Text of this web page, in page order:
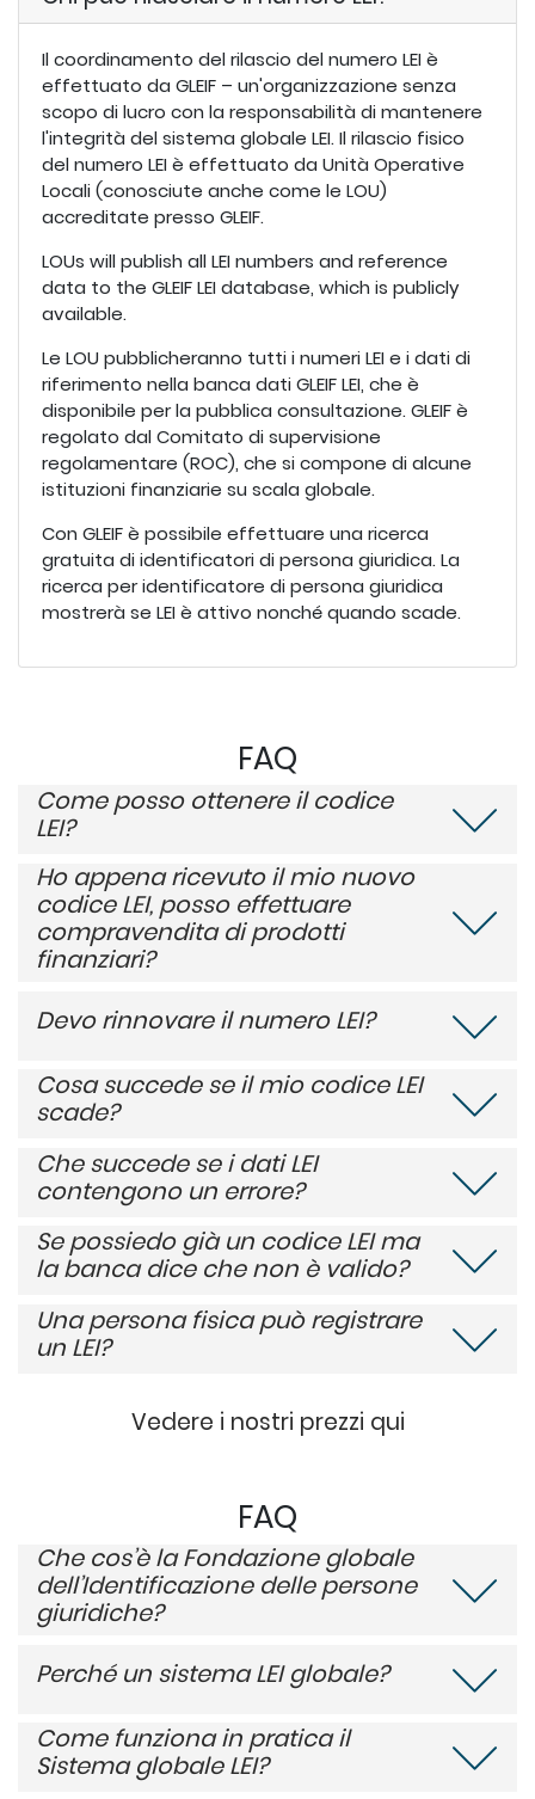
Il coordinamento del rilascio del numero LEI è
effettuato da GLEIF – un'organizzazione senza
scopo di lucro con la responsabilità di mantenere
l'integrità del sistema globale LEI. Il rilascio fisico
del numero LEI è effettuato da Unità Operative
Locali (conosciute anche come le LOU)
accreditate presso GLEIF.
LOUs will publish all LEI numbers and reference
data to the GLEIF LEI database, which is publicly
available.
Le LOU pubblicheranno tutti i numeri LEI e i dati di
riferimento nella banca dati GLEIF LEI, che è
disponibile per la pubblica consultazione. GLEIF è
regolato dal Comitato di supervisione
regolamentare (ROC), che si compone di alcune
istituzioni finanziarie su scala globale.
Con GLEIF è possibile effettuare una ricerca
gratuita di identificatori di persona giuridica. La
ricerca per identificatore di persona giuridica
mostrerà se LEI è attivo nonché quando scade.
FAQ
Come posso ottenere il codice
LEI?
Ho appena ricevuto il mio nuovo
codice LEI, posso effettuare
compravendita di prodotti
finanziari?
Devo rinnovare il numero LEI?
Cosa succede se il mio codice LEI
scade?
Che succede se i dati LEI
contengono un errore?
Se possiedo già un codice LEI ma
la banca dice che non è valido?
Una persona fisica può registrare
un LEI?
Vedere i nostri prezzi qui
FAQ
Che cos’è la Fondazione globale
dell’Identificazione delle persone
giuridiche?
Perché un sistema LEI globale?
Come funziona in pratica il
Sistema globale LEI?